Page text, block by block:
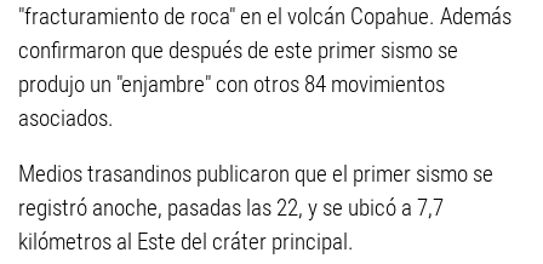
"fracturamiento de roca" en el volcán Copahue. Además
confirmaron que después de este primer sismo se
produjo un "enjambre" con otros 84 movimientos
asociados.
Medios trasandinos publicaron que el primer sismo se
registró anoche, pasadas las 22, y se ubicó a 7,7
kilómetros al Este del cráter principal.